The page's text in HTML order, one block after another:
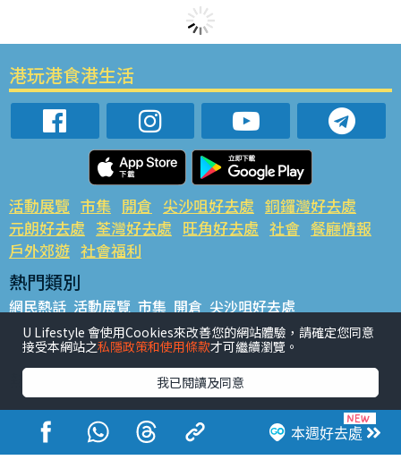
本週好去處
港玩港食港生活
活動展覽 市集 開倉 尖沙咀好去處 銅鑼灣好去處
元朗好去處 荃灣好去處 旺角好去處 社會 餐廳情報
戶外郊遊 社會福利
熱門類別
網民熱話 活動展覽 市集 開倉 尖沙咀好去處
銅鑼灣好去處 元朗好去處 荃灣好去處 旺角好去處 社會
餐廳情報 戶外郊遊
熱門標籤
#UGO搵好去處 #人氣活動推介 #美食社群熱話
#親子玩樂好去處
#ULifestyle應用程式
#限時搶
#UJetso禮物放送
#ULifestyle商戶中心 #著數 #網絡熱話
U Lifestyle 會使用Cookies來改善您的網站體驗，請確定您同意
接受本網站之私隱政策和使用條款才可繼續瀏覽。
我已閱讀及同意